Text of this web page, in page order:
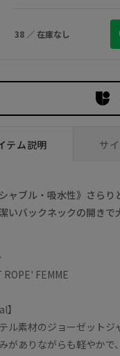
38 ／ 在庫なし
テム説明 サ
ャブル・吸水性》さら
いバックネックの開き
ROPE' FEMME
】
ル素材のジョーゼットジ
がありながらも軽やか